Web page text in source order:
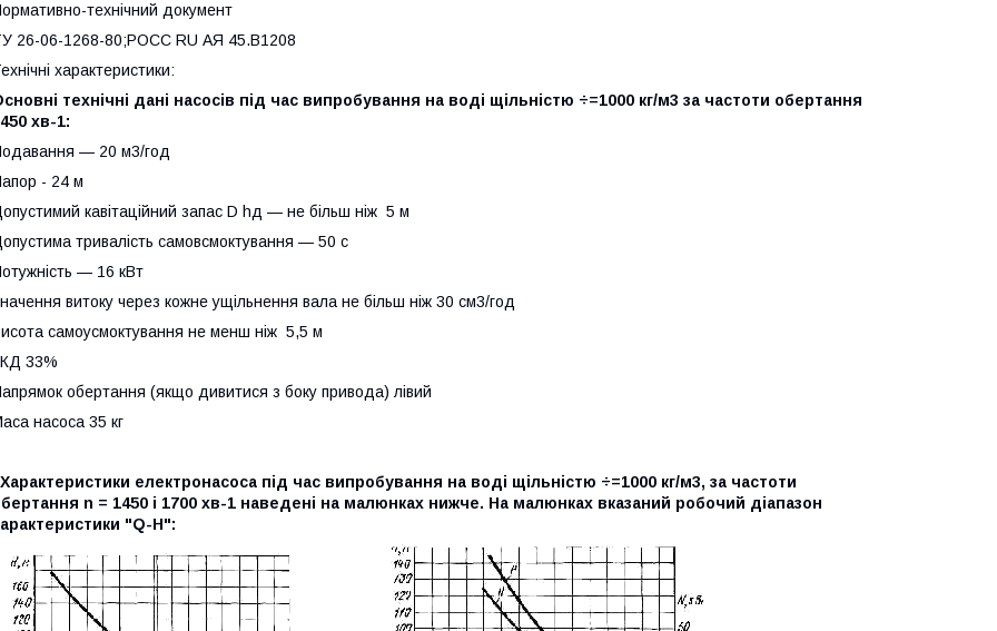
технічний документ
26-06-1268-80;РОСС RU АЯ 45.В1208
характеристики:
технічні дані насосів під час випробування на воді щільністю ÷=1000 кг/м3 за частоти обертання
хв-1:
— 20 м3/год
- 24 м
кавітаційний запас D hд — не більш ніж 5 м
тривалість самовсмоктування — 50 с
— 16 кВт
витоку через кожне ущільнення вала не більш ніж 30 см3/год
самоусмоктування не менш ніж 5,5 м
33%
обертання (якщо дивитися з боку привода) лівий
насоса 35 кг
Характеристики електронасоса під час випробування на воді щільністю ÷=1000 кг/м3, за частоти
n = 1450 і 1700 хв-1 наведені на малюнках нижче. На малюнках вказаний робочий діапазон
"Q-Н":